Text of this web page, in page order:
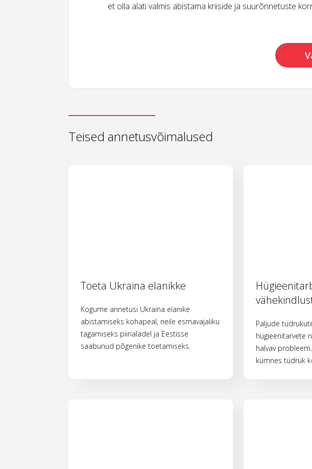
et olla alati valmis abistama kriiside ja suurõnnetuste
Teised annetusvõimalused
Toeta Ukraina elanikke
Kogume annetusi Ukraina elanike
abistamiseks kohapeal, neile esmavajaliku
tagamiseks piirialadel ja Eestisse
saabunud põgenike toetamiseks.
Paljude
hügieenitarvete
halvav
kümnes tüdruk